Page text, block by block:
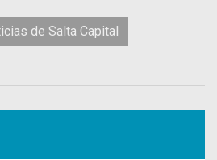
de Salta Capital